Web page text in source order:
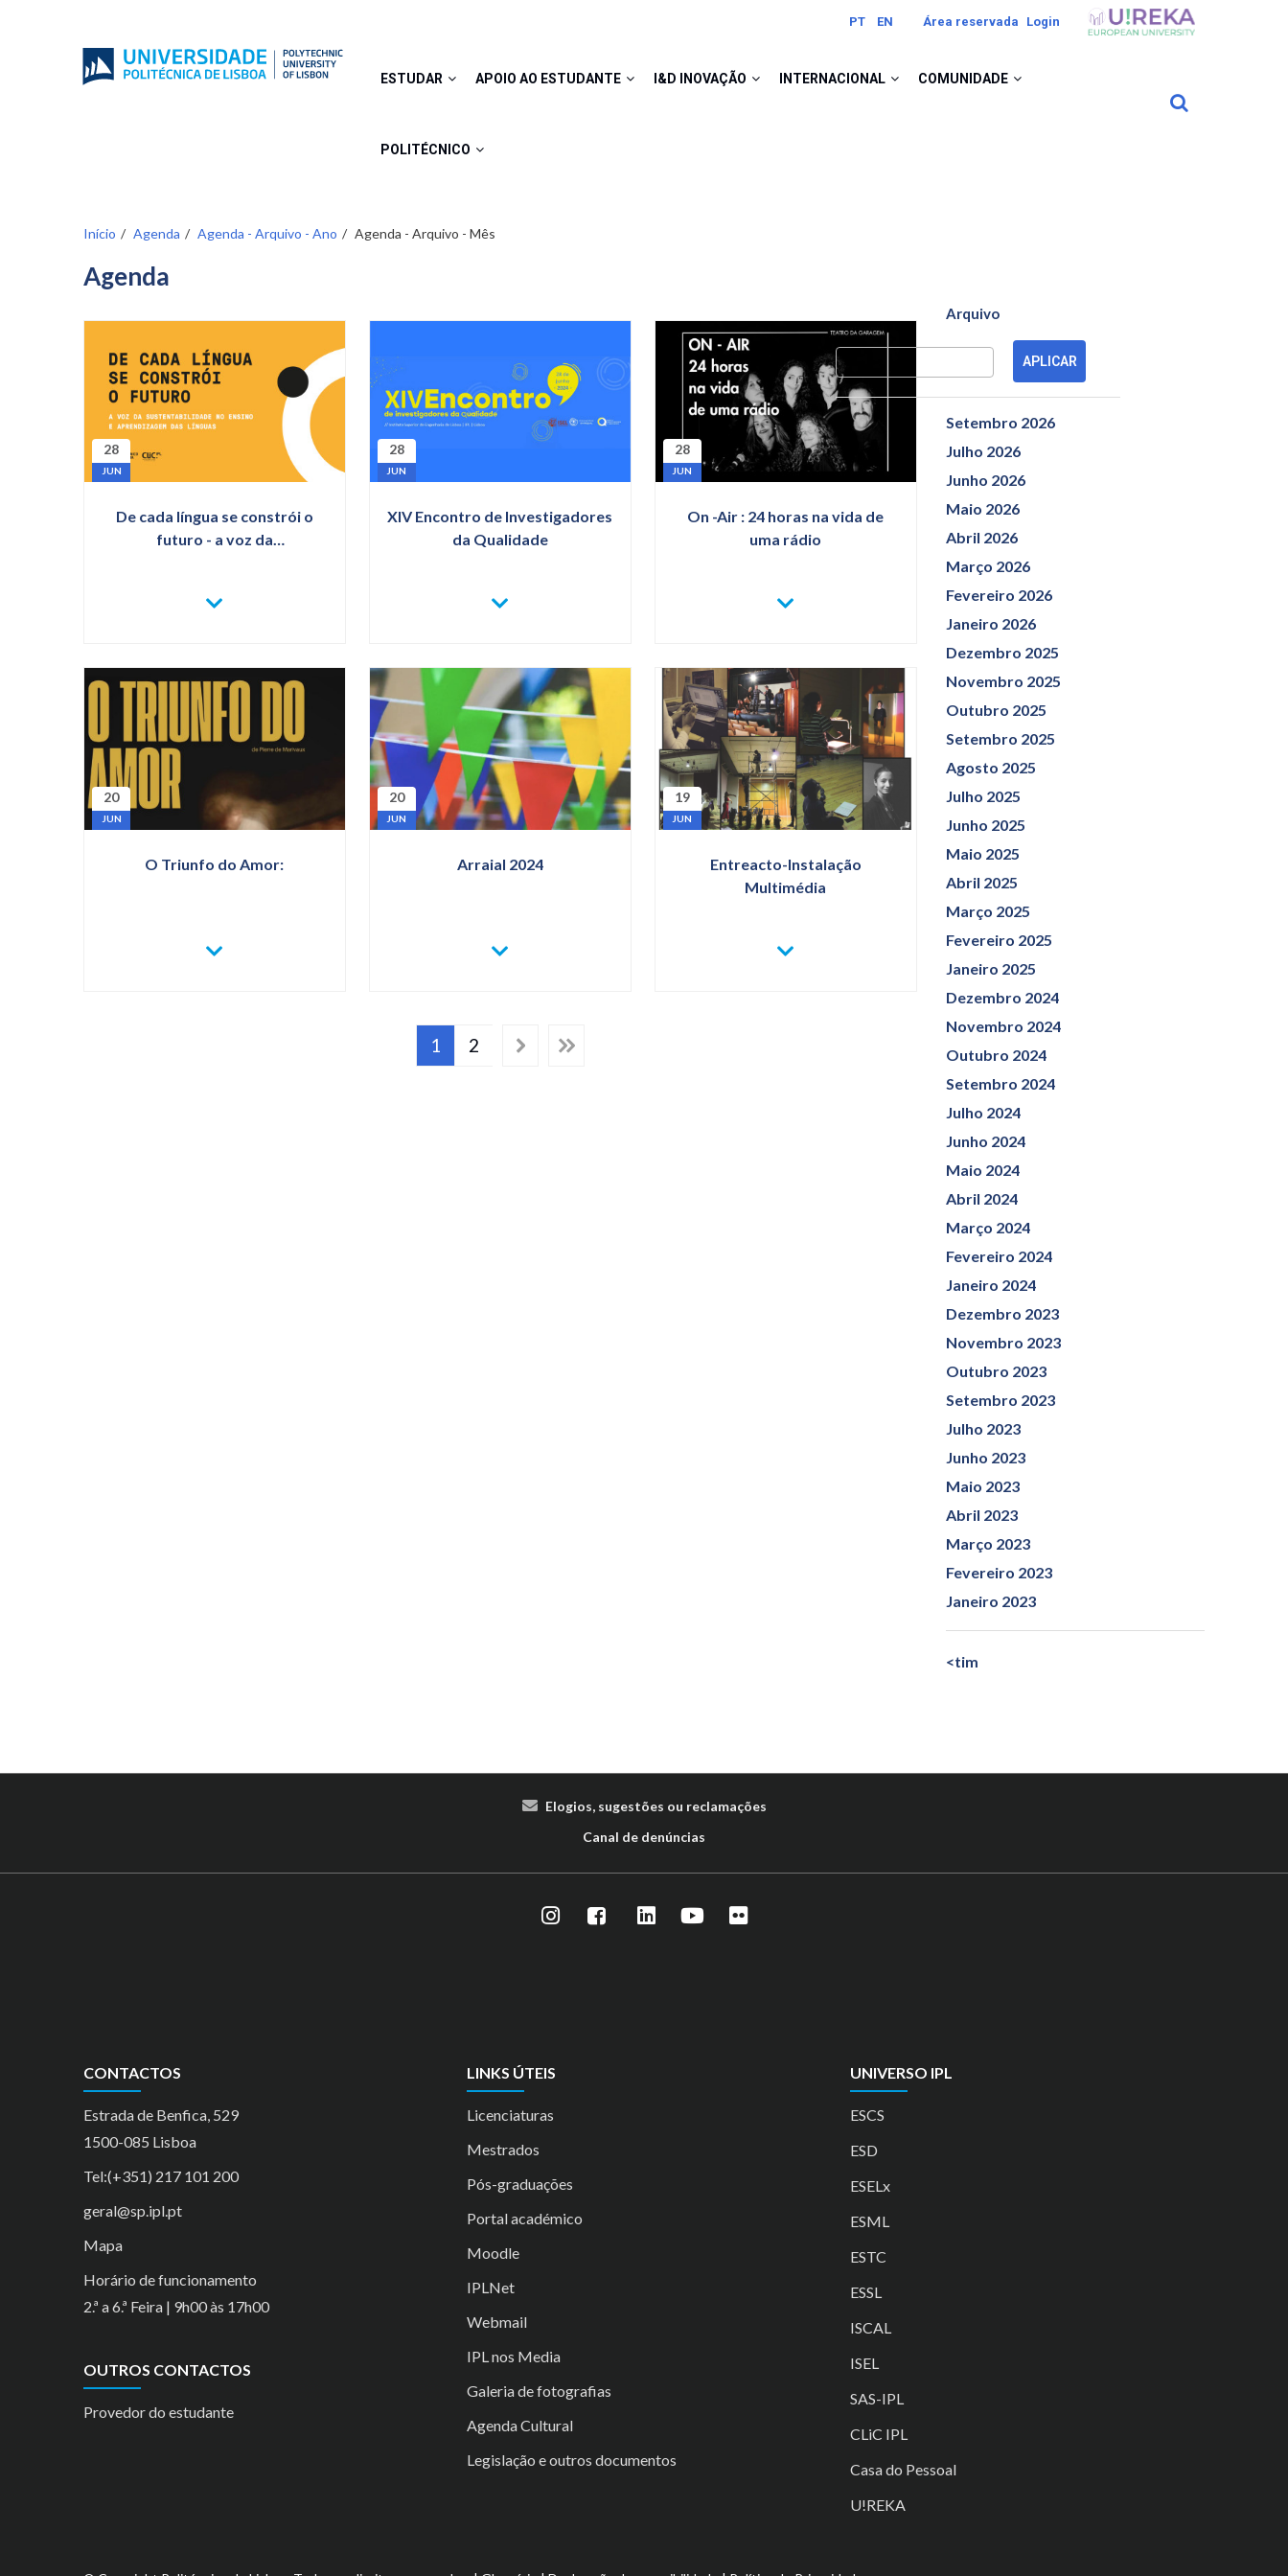
PT EN Área reservada Login Image
ESTUDAR APOIO AO ESTUDANTE I&D INOVAÇÃO INTERNACIONAL COMUNIDADE
POLITÉCNICO
Início Agenda Agenda - Arquivo - Ano Agenda - Arquivo - Mês
Agenda
28
JUN
De cada língua se constrói o
futuro - a voz da
VER
MAIS
CONSTRÓI
O
FUTURO
SUSTENTABILIDADE
APRENDIZAGEM
DAS
LÍNGUAS
28
JUN
XIV Encontro de Investigadores
da Qualidade
VER
MAIS
DA
QUALIDADE
28
JUN
On -Air : 24 horas na vida de
uma rádio
VER
MAIS
24
HORAS
NA
VIDA
DE
UMA
RÁDIO
20
JUN
O Triunfo do Amor:
VER
MAIS
20
JUN
Arraial 2024
VER
MAIS
19
JUN
Entreacto-Instalação
Multimédia
VER
MAIS
Página
1
Page
2
Arquivo
Setembro 2026
Julho 2026
Junho 2026
Maio 2026
Abril 2026
Março 2026
Fevereiro 2026
Janeiro 2026
Dezembro 2025
Novembro 2025
Outubro 2025
Setembro 2025
Agosto 2025
Julho 2025
Junho 2025
Maio 2025
Abril 2025
Março 2025
Fevereiro 2025
Janeiro 2025
Dezembro 2024
Novembro 2024
Outubro 2024
Setembro 2024
Julho 2024
Junho 2024
Maio 2024
Abril 2024
Março 2024
Fevereiro 2024
Janeiro 2024
Dezembro 2023
Novembro 2023
Outubro 2023
Setembro 2023
Julho 2023
Junho 2023
Maio 2023
Abril 2023
Março 2023
Fevereiro 2023
Janeiro 2023
<tim
Elogios, sugestões ou reclamações
Canal de denúncias
CONTACTOS
Estrada de Benfica, 529
1500-085 Lisboa
Tel:(+351) 217 101 200
geral@sp.ipl.pt
Mapa
Horário de funcionamento
2.ª a 6.ª Feira | 9h00 às 17h00
OUTROS CONTACTOS
Provedor do estudante
LINKS ÚTEIS
Licenciaturas
Mestrados
Pós-graduações
Portal académico
Moodle
IPLNet
Webmail
IPL nos Media
Galeria de fotografias
Agenda Cultural
Legislação e outros documentos
UNIVERSO IPL
ESCS
ESD
ESELx
ESML
ESTC
ESSL
ISCAL
ISEL
SAS-IPL
CLiC IPL
Casa do Pessoal
U!REKA